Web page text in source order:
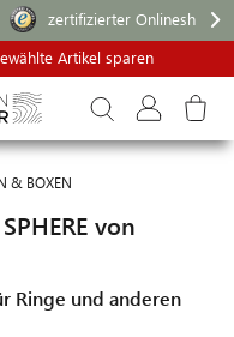
zertifizierter Onlineshop
Artikel sparen
& BOXEN
von
Ringe und anderen